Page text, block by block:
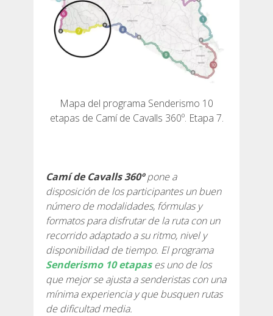
4 ETAPAS
3 ETAPAS
RUTA POR EL INTERIOR
8 ETAPAS
7 ETAPAS
6 ETAPAS
5 ETAPAS
Mapa del programa Senderismo 10
etapas de Camí de Cavalls 360º. Etapa 7.
Camí de Cavalls 360ºpone a
disposición de los participantes un buen
número de modalidades, fórmulas y
formatos para disfrutar de la ruta con un
recorrido adaptado a su ritmo, nivel y
disponibilidad de tiempo. El programa
Senderismo 10 etapases uno de los
que mejor se ajusta a senderistas con una
mínima experiencia y que busquen rutas
de dificultad media.